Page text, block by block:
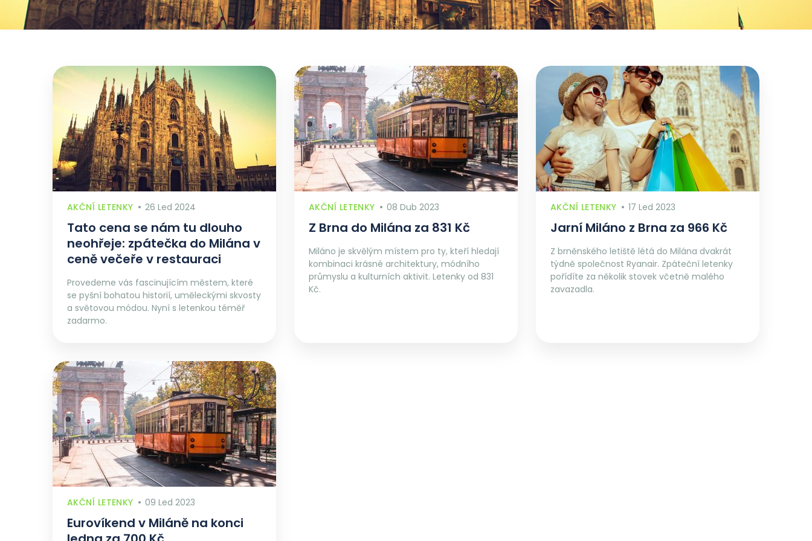
AKČNÍ LETENKY 26 Led 2024
Tato cena se nám tu dlouho
neohřeje: zpátečka do Milána v
ceně večeře v restauraci
Provedeme vás fascinujícím městem, které
se pyšní bohatou historií, uměleckými skvosty
a světovou módou. Nyní s letenkou téměř
zadarmo.
AKČNÍ LETENKY 08 Dub 2023
Z Brna do Milána za 831 Kč
Miláno je skvělým místem pro ty, kteří hledají
kombinaci krásné architektury, módního
průmyslu a kulturních aktivit. Letenky od 831
Kč.
AKČNÍ LETENKY 17 Led 2023
Jarní Miláno z Brna za 966 Kč
Z brněnského letiště létá do Milána dvakrát
týdně společnost Ryanair. Zpáteční letenky
pořídíte za několik stovek včetně malého
zavazadla.
AKČNÍ LETENKY 09 Led 2023
Eurovíkend v Miláně na konci